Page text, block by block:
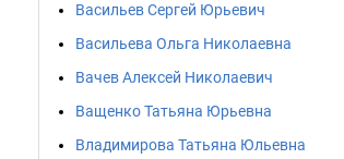
Васильев Сергей Юрьевич
Васильева Ольга Николаевна
Вачев Алексей Николаевич
Ващенко Татьяна Юрьевна
Владимирова Татьяна Юльевна